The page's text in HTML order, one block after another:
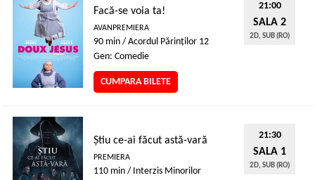
Facă-se voia ta!
AVANPREMIERA
90 min / Acordul Părinţilor 12
Gen: Comedie
CUMPARA BILETE
21:00
SALA 2
2D, SUB (RO)
Știu ce-ai făcut astă-vară
PREMIERA
110 min / Interzis Minorilor
21:30
SALA 1
2D, SUB (RO)